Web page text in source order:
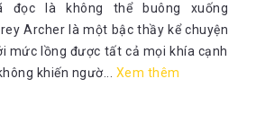
đọc là không thể buông xuống
Archer là một bậc thầy kể chuyện
mức lồng được tất cả mọi khía cạnh
khiến ngườ...
Xem thêm